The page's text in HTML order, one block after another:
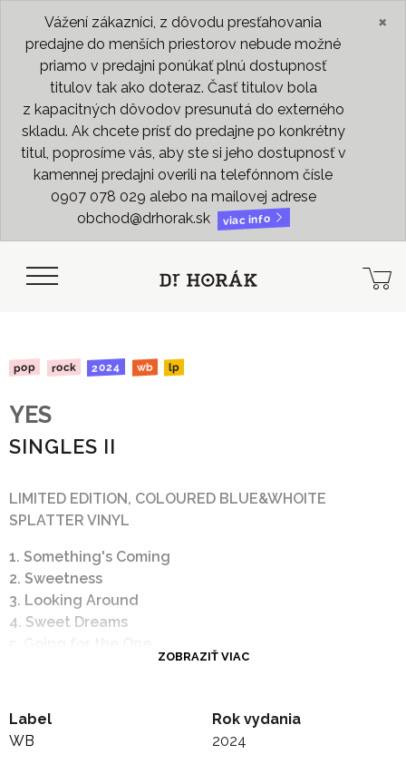
Vážení zákazníci, z dôvodu presťahovania
predajne do menších priestorov nebude možné
priamo v predajni ponúkať plnú dostupnosť
titulov tak ako doteraz. Časť titulov bola
z kapacitných dôvodov presunutá do externého
skladu. Ak chcete prísť do predajne po konkrétny
titul, poprosíme vás, aby ste si jeho dostupnosť v
kamennej predajni overili na telefónnom čísle
0907 078 029 alebo na mailovej adrese
obchod@drhorak.sk
viac info
×
pop rock 2024 wb lp
YES
SINGLES II
LIMITED EDITION, COLOURED BLUE&WHOITE
SPLATTER VINYL
1. Something's Coming
2. Sweetness
3. Looking Around
4. Sweet Dreams
8. Love Will Find a Way
9. Make It Easy
ZOBRAZIŤ VIAC
Label
WB
Rok vydania
2024